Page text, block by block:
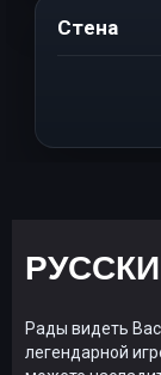
Стена
Рады видеть
легендарной